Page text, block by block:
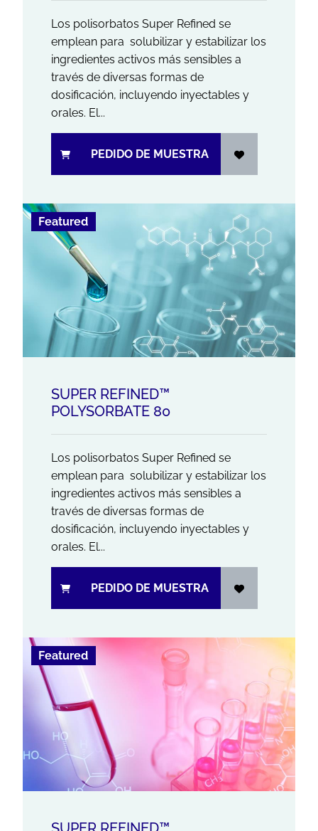
Los polisorbatos Super Refined se
emplean para solubilizar y estabilizar los
ingredientes activos más sensibles a
través de diversas formas de
dosificación, incluyendo inyectables y
orales. El...
PEDIDO DE MUESTRA
Featured
SUPER REFINED™
POLYSORBATE 80
Los polisorbatos Super Refined se
emplean para solubilizar y estabilizar los
ingredientes activos más sensibles a
través de diversas formas de
dosificación, incluyendo inyectables y
orales. El...
PEDIDO DE MUESTRA
Featured